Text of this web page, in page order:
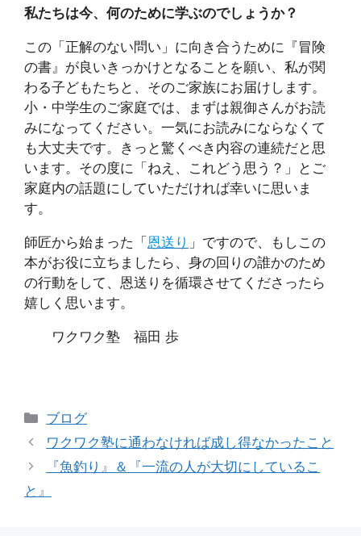
私たちは今、何のために学ぶのでしょうか？
この「正解のない問い」に向き合うために『冒険
の書』が良いきっかけとなることを願い、私が関
わる子どもたちと、そのご家族にお届けします。
小・中学生のご家庭では、まずは親御さんがお読
みになってください。一気にお読みにならなくて
も大丈夫です。きっと驚くべき内容の連続だと思
います。その度に「ねえ、これどう思う？」とご
家庭内の話題にしていただければ幸いに思いま
す。
師匠から始まった「 恩送り 」ですので、もしこの
本がお役に立ちましたら、身の回りの誰かのため
の行動をして、恩送りを循環させてくださったら
嬉しく思います。
ワクワク塾 福田 歩
カ
テ
リ
ー
ブログ
ワクワク塾に通わなければ成し得なかったこと
『魚釣り』＆『一流の人が大切にしているこ
と』